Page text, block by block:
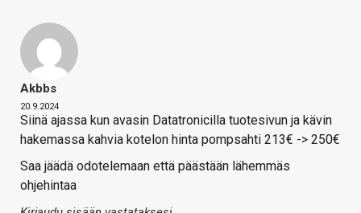
Akbbs
20.9.2024
Siinä ajassa kun avasin Datatronicilla tuotesivun ja kävin
hakemassa kahvia kotelon hinta pompsahti 213€ -> 250€
Saa jäädä odotelemaan että päästään lähemmäs
ohjehintaa